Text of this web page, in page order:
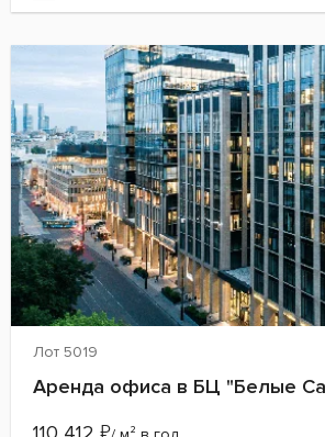
Лот 5019
Аренда офиса в БЦ "Белые
₽